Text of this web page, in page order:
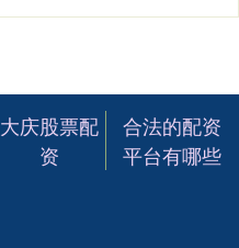
大庆股票配
资
合法的配资
平台有哪些